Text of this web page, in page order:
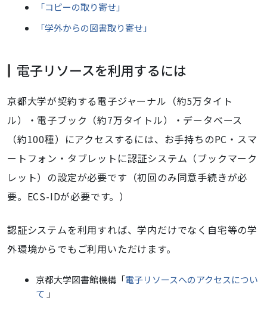
「コピーの取り寄せ」
「学外からの図書取り寄せ」
電子リソースを利用するには
京都大学が契約する電子ジャーナル（約5万タイト
ル）・電子ブック（約7万タイトル）・データベース
（約100種）にアクセスするには、お手持ちのPC ・スマ
ートフォン・タブレットに認証システム（ブックマーク
レット）の設定が必要です（初回のみ同意手続きが必
要。 ECS-IDが必要です。）
認証システムを利用すれば、学内だけでなく自宅等の学
外環境からでもご利用いただけます。
京都大学図書館機構「電子リソースへのアクセスについ
て 」